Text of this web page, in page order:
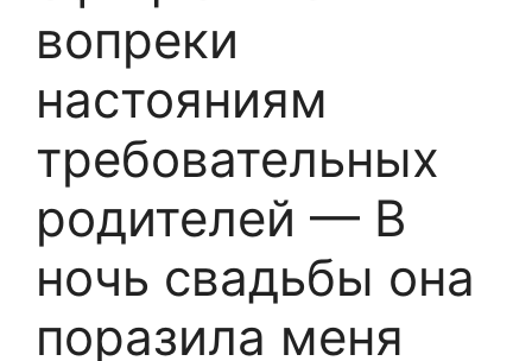
вопреки
настояниям
требовательных
родителей — В
ночь свадьбы она
поразила меня